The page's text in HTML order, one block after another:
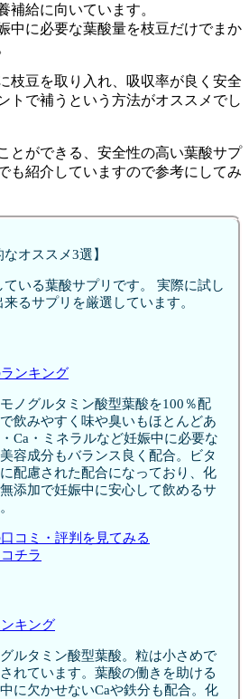
補給に向いています。
中に必要な葉酸量を枝豆だけでまか
枝豆を取り入れ、吸収率が良く安全
トで補うという方法がオススメでし
とができる、安全性の高い葉酸サプ
も紹介していますので参考にしてみ
オススメ3選】
いる葉酸サプリです。 実際に試し
るサプリを厳選しています。
ノグルタミン酸型葉酸を100％配
飲みやすく味や臭いもほとんどあ
Ca・ミネラルなど妊娠中に必要な
容成分もバランス良く配合。ビタ
配慮された配合になっており、化
添加で妊娠中に安心して飲めるサ
コミ・評判を見てみる
チラ
ルタミン酸型葉酸。粒は小さめで
れています。葉酸の働きを助ける
に欠かせないCaや鉄分も配合。化